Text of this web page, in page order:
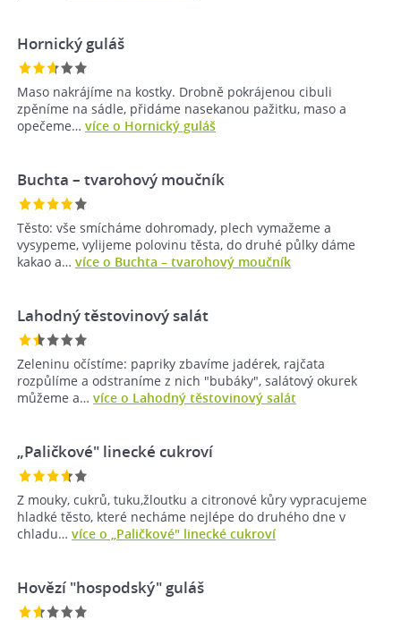
Hornický guláš
Maso nakrájíme na kostky. Drobně pokrájenou cibuli
zpěníme na sádle, přidáme nasekanou pažitku, maso a
opečeme… více o Hornický guláš
Buchta – tvarohový moučník
Těsto: vše smícháme dohromady, plech vymažeme a
vysypeme, vylijeme polovinu těsta, do druhé půlky dáme
kakao a… více o Buchta – tvarohový moučník
Lahodný těstovinový salát
Zeleninu očístíme: papriky zbavíme jadérek, rajčata
rozpůlíme a odstraníme z nich "bubáky", salátový okurek
můžeme a… více o Lahodný těstovinový salát
„Paličkové" linecké cukroví
Z mouky, cukrů, tuku,žloutku a citronové kůry vypracujeme
hladké těsto, které necháme nejlépe do druhého dne v
chladu… více o „Paličkové" linecké cukroví
Hovězí "hospodský" guláš